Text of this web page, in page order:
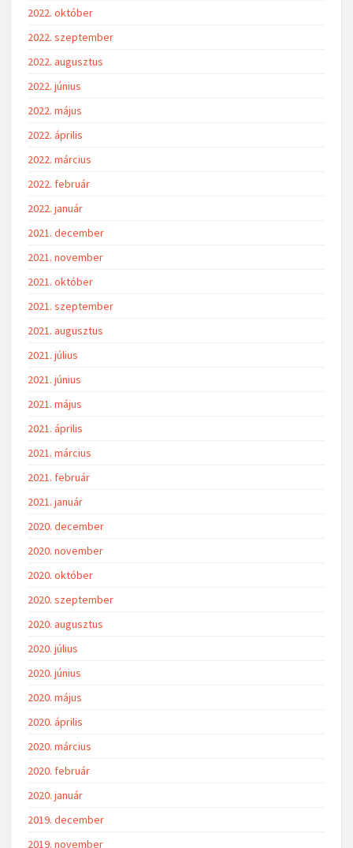
2022. október
2022. szeptember
2022. augusztus
2022. június
2022. május
2022. április
2022. március
2022. február
2022. január
2021. december
2021. november
2021. október
2021. szeptember
2021. augusztus
2021. július
2021. június
2021. május
2021. április
2021. március
2021. február
2021. január
2020. december
2020. november
2020. október
2020. szeptember
2020. augusztus
2020. július
2020. június
2020. május
2020. április
2020. március
2020. február
2020. január
2019. december
2019. november